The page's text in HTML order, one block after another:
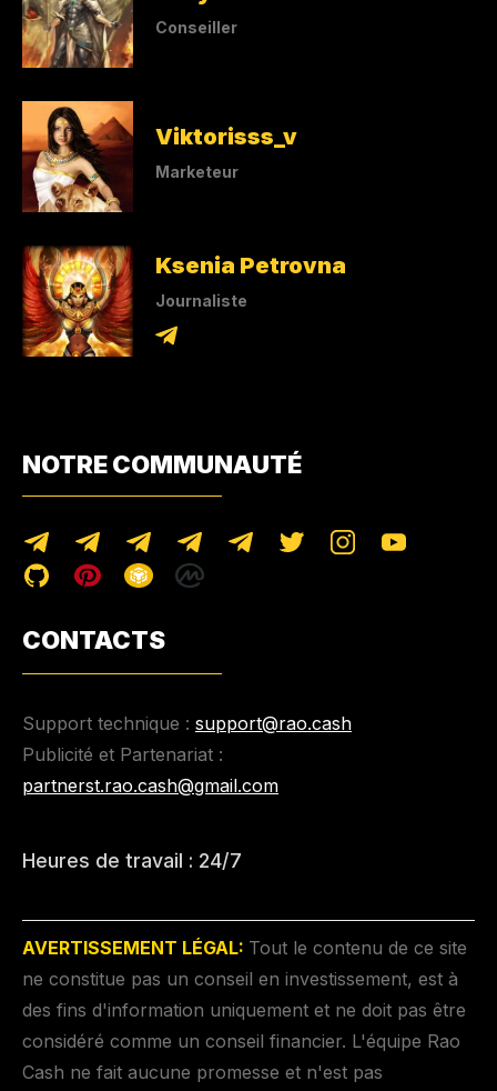
Conseiller
Viktorisss_v
Marketeur
Ksenia Petrovna
Journaliste
NOTRE COMMUNAUTÉ
CONTACTS
Support technique : support@rao.cash
Publicité et Partenariat :
partnerst.rao.cash@gmail.com
Heures de travail : 24/7
AVERTISSEMENT LÉGAL: Tout le contenu de ce site
ne constitue pas un conseil en investissement, est à
des fins d'information uniquement et ne doit pas être
considéré comme un conseil financier. L'équipe Rao
Cash ne fait aucune promesse et n'est pas